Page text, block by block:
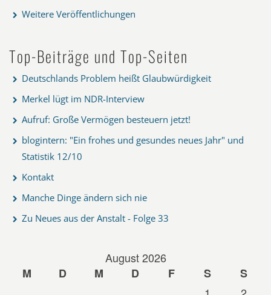
Weitere Veröffentlichungen
Top-Beiträge und Top-Seiten
Deutschlands Problem heißt Glaubwürdigkeit
Merkel lügt im NDR-Interview
Aufruf: Große Vermögen besteuern jetzt!
blogintern: "Ein frohes und gesundes neues Jahr" und
Statistik 12/10
Kontakt
Manche Dinge ändern sich nie
Zu Neues aus der Anstalt - Folge 33
August 2026
M
D M D F S
S